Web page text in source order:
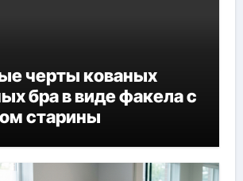
черты кованых
бра в виде факела с
старины